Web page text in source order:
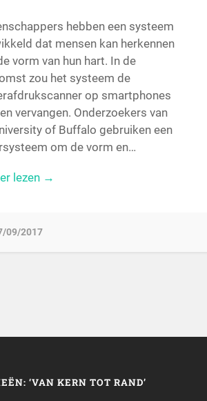
hebben een systeem
dat mensen kan herkennen
vorm van hun hart. In de
zou het systeem de
op smartphones
vervangen. Onderzoekers van
of Buffalo gebruiken een
om de vorm en…
lezen →
09/2017
‘VAN KERN TOT RAND’